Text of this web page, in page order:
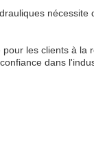
les clients à
dans